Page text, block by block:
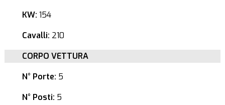
KW: 154
Cavalli: 210
CORPO VETTURA
N° Porte: 5
N° Posti: 5